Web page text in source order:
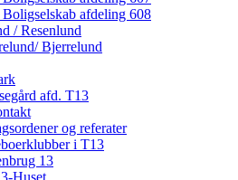
afdeling 608
/ Resenlund
Bjerrelund
afd. T13
og referater
i T13
13
Huset